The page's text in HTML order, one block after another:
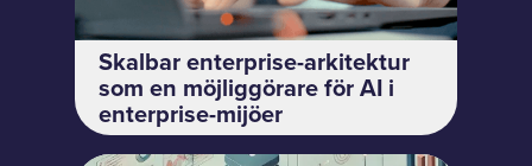
Skalbar enterprise-arkitektur
som en möjliggörare för AI i
enterprise-mijöer